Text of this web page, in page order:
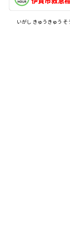
いがし きゅうきゅう